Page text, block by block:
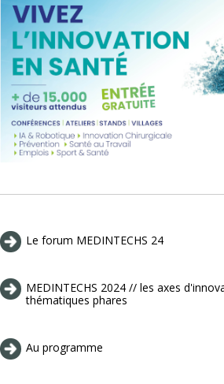
Le forum MEDINTECHS 24
MEDINTECHS 2024 // les axes
thématiques phares
Au programme